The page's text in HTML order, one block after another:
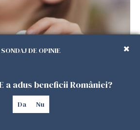
pentru copii în Spania.
ar putea primi 200 de euro
SONDAJ DE OPINIE
a adus beneficii României?
Da Nu